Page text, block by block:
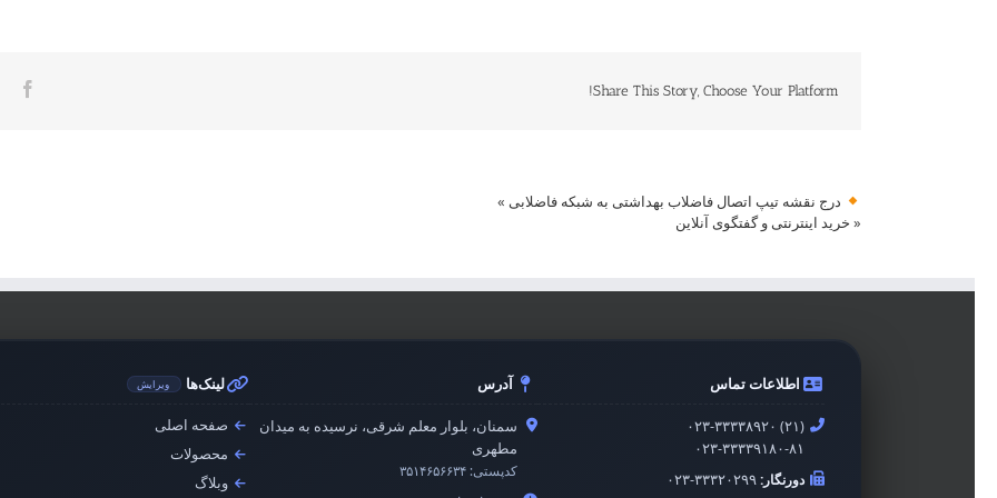
Share This Story, Choose Your Platform!
درج نقشه تیپ اتصال فاضلاب بهداشتی به شبکه فاضلابی»
« خرید اینترنتی و گفتگوی آنلاین
اطلاعات تماس
۰۲۳-۳۳۳۳۸۹۲۰ (۲۱)
۰۲۳-۳۳۳۳۹۱۸۰-۸۱
دورنگار:۰۲۳-۳۳۳۲۰۲۹۹
آدرس
سمنان، بلوار معلم شرقی، نرسیده به میدان
مطهری
کدپستی:۳۵۱۴۶۵۶۶۳۴
لینک‌ها ویرایش
صفحه اصلی
محصولات
وبلاگ